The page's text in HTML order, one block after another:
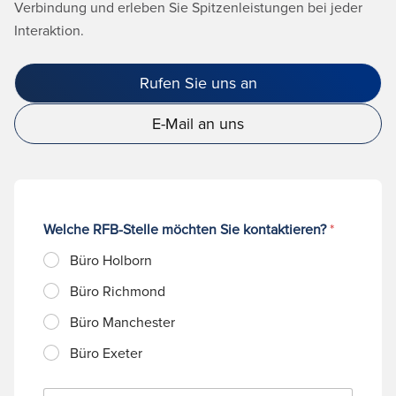
Verbindung und erleben Sie Spitzenleistungen bei jeder
Interaktion.
Rufen Sie uns an
E-Mail an uns
Welche RFB-Stelle möchten Sie kontaktieren?*
Büro Holborn
Büro Richmond
Büro Manchester
Büro Exeter